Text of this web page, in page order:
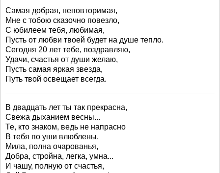
Самая добрая, неповторимая,
Мне с тобою сказочно повезло,
С юбилеем тебя, любимая,
Пусть от любви твоей будет на душе тепло.
Сегодня 20 лет тебе, поздравляю,
Удачи, счастья от души желаю,
Пусть самая яркая звезда,
Путь твой освещает всегда.
В двадцать лет ты так прекрасна,
Свежа дыханием весны...
Те, кто знаком, ведь не напрасно
В тебя по уши влюблены.
Мила, полна очарованья,
Добра, стройна, легка, умна...
И чашу, полную от счастья,